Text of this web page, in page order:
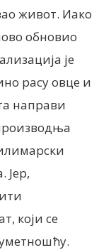
живот. Иако
обновио
је
расу овце и
направи
Јер,
који се